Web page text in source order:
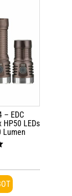
– EDC
LEDs
Lumen